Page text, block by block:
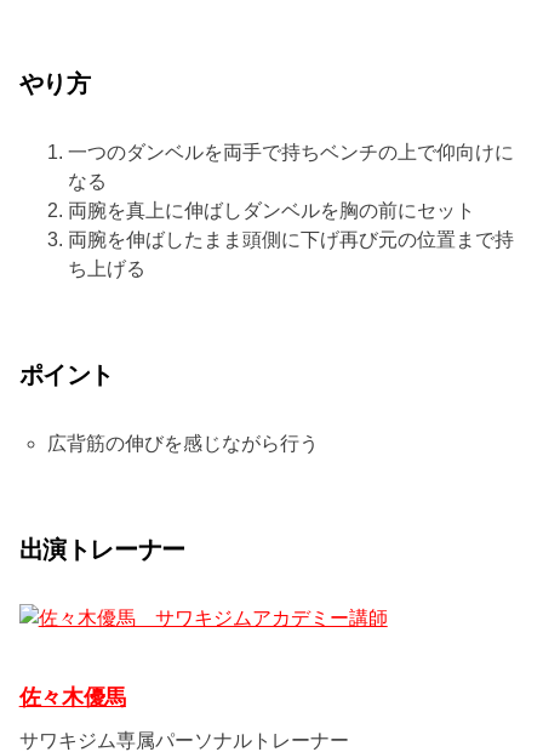
やり方
一つのダンベルを両手で持ちベンチの上で仰向けに
なる
両腕を真上に伸ばしダンベルを胸の前にセット
両腕を伸ばしたまま頭側に下げ再び元の位置まで持
ち上げる
ポイント
広背筋の伸びを感じながら行う
出演トレーナー
佐々木優馬
サワキジム専属パーソナルトレーナー